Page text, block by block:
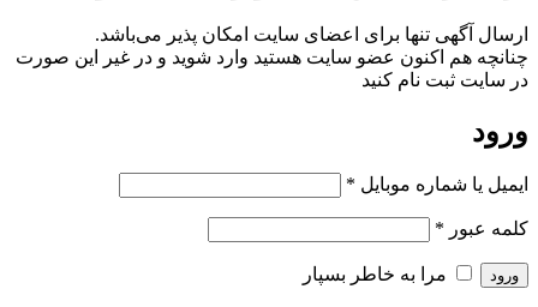
ارسال آگهی تنها برای اعضای سایت امکان پذیر می‌باشد.
چنانچه هم‌ اکنون عضو سایت هستید وارد شوید و در غیر این صورت
در سایت ثبت نام کنید
ورود
ایمیل یا شماره موبایل *
کلمه عبور *
ورود مرا به خاطر بسپار